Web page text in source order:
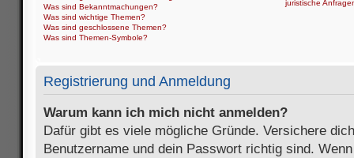
Was sind Bekanntmachungen?
Was sind wichtige Themen?
Was sind geschlossene Themen?
Was sind Themen-Symbole?
juristische
Registrierung und Anmeldung
Warum kann ich mich nicht anmelden?
Dafür gibt es viele mögliche Gründe. Versichere
Benutzername und dein Passwort richtig sind.